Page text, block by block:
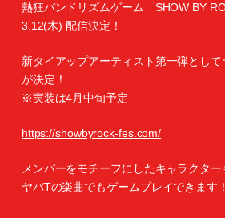
熱狂バンドリズムゲーム‬‪「SHOW BY
‪3.12(木) 配信決定！‬
新タイアップアーティスト第一弾とし
が決定！‬
‪※実装は4月中旬予定‬
https://showbyrock-fes.com/
メンバーをモチーフにしたキャラクター
‪ヤバTの楽曲でもゲームプレイできます！‬